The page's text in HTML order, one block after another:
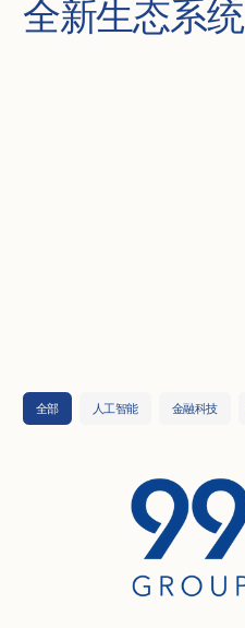
全新生态系统
全部 人工智能 金融科技